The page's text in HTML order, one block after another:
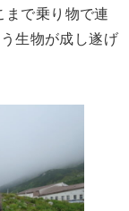
で乗り物で連
生物が成し遂げ